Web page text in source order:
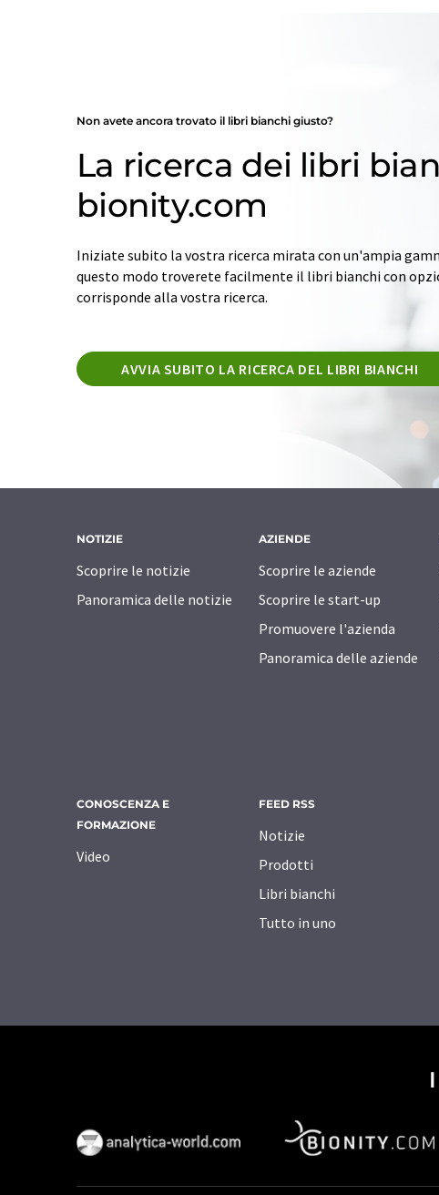
Non avete ancora trovato il libri bianchi giusto?
La ricerca dei libri
bionity.com
Iniziate subito la vostra ricerca mirata con un'ampia
questo modo troverete facilmente il libri bianchi con
corrisponde alla vostra ricerca.
AVVIA SUBITO LA RICERCA DEL LIBRI BIANCHI
NOTIZIE
Scoprire le notizie
Panoramica delle notizie
AZIENDE
Scoprire le aziende
Scoprire le start-up
Promuovere l'azienda
Panoramica delle aziende
CONOSCENZA E
FORMAZIONE
Video
FEED RSS
Notizie
Prodotti
Libri bianchi
Tutto in uno